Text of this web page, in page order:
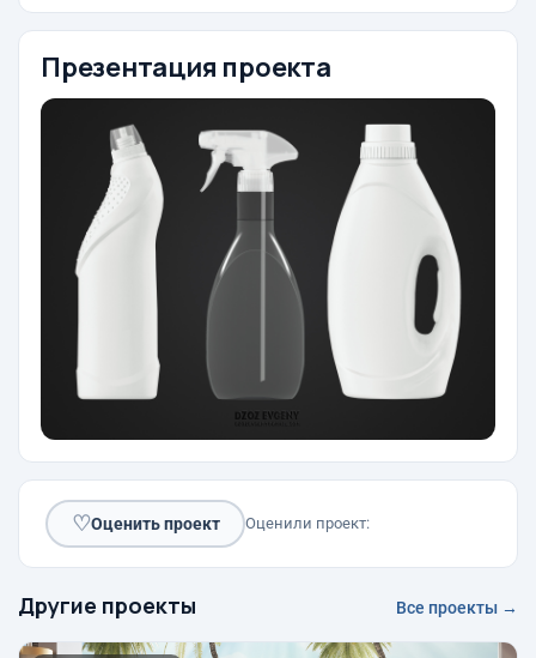
Презентация проекта
♡Оценить проект Оценили проект:
Другие проекты Все проекты →